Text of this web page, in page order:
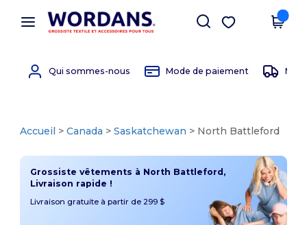
× Appli Wordans
Meilleurs prix sur l’app !
Obtenir l'appli
Qui sommes-nous Mode de paiement
Accueil >Canada >Saskatchewan > North Battleford
Grossiste vêtements à North Battleford,
Livraison rapide !
Livraison gratuite à partir de 299 $